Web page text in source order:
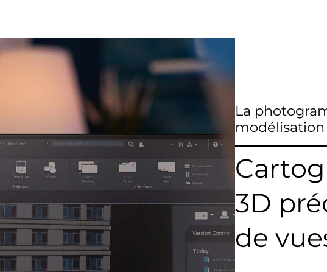
La
modélisation
3D
de